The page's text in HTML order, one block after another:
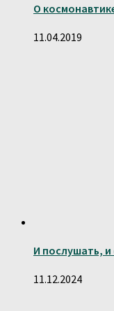
О
11.04.2019
И послушать,
11.12.2024